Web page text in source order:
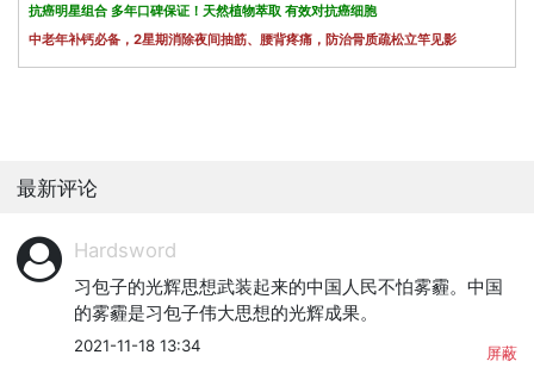
抗癌明星组合 多年口碑保证！天然植物萃取 有效对抗癌细胞
中老年补钙必备，2星期消除夜间抽筋、腰背疼痛，防治骨质疏松立竿见影
最新评论
Hardsword
习包子的光辉思想武装起来的中国人民不怕雾霾。中国
的雾霾是习包子伟大思想的光辉成果。
2021-11-18 13:34 屏蔽